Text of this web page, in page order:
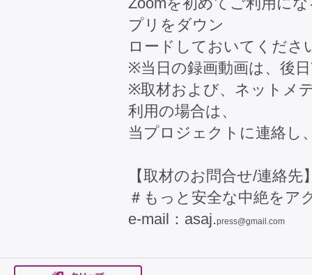
プリをダウン
ロードしておいてくださ
※当日の録画動画は、後
※取材および、ネットメ
利用の場合は、
当プロジェクトに連絡し
【取材のお問合せ/連絡先
＃もっと安全な中絶を
e-mail：asaj.press@gmail.com